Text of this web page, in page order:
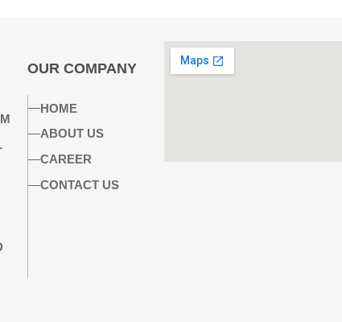
OUR COMPANY
HOME
ABOUT US
CAREER
CONTACT US